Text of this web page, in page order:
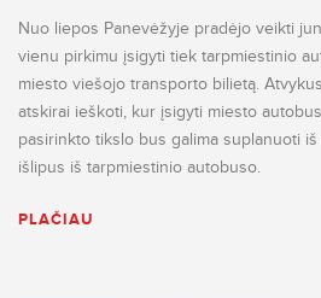
Nuo liepos Panevėžyje pradėjo veikti
vienu pirkimu įsigyti tiek tarpmiestinio
miesto viešojo transporto bilietą.
atskirai ieškoti, kur įsigyti miesto
pasirinkto tikslo bus galima suplanuoti
išlipus iš tarpmiestinio autobuso.
PLAČIAU